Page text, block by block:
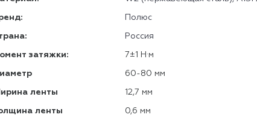
Полюс
Россия
затяжки: 7±1 Н·м
60-80 мм
ленты 12,7 мм
ленты 0,6 мм